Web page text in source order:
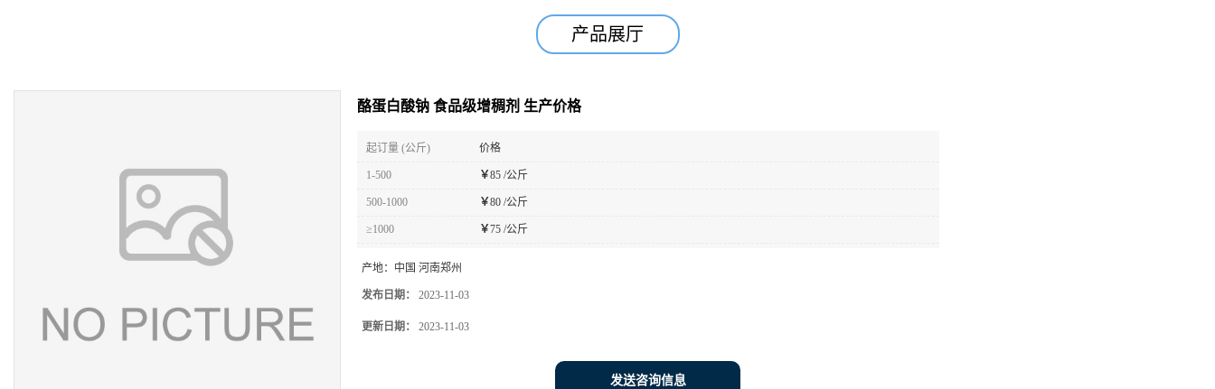
产品展厅
酪蛋白酸钠 食品级增稠剂 生产价格
起订量 (公斤) 价格
1-500 ￥85 /公斤
500-1000 ￥80 /公斤
≥1000 ￥75 /公斤
产地： 中国 河南郑州
发布日期： 2023-11-03
更新日期： 2023-11-03
发送咨询信息